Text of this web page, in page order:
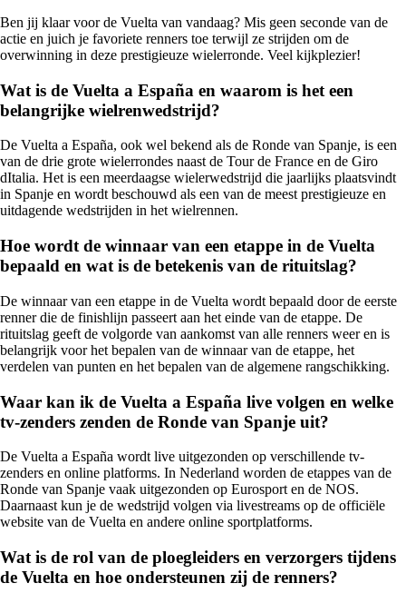
Ben jij klaar voor de Vuelta van vandaag? Mis geen seconde van de
actie en juich je favoriete renners toe terwijl ze strijden om de
overwinning in deze prestigieuze wielerronde. Veel kijkplezier!
Wat is de Vuelta a España en waarom is het een
belangrijke wielrenwedstrijd?
De Vuelta a España, ook wel bekend als de Ronde van Spanje, is een
van de drie grote wielerrondes naast de Tour de France en de Giro
dItalia. Het is een meerdaagse wielerwedstrijd die jaarlijks plaatsvindt
in Spanje en wordt beschouwd als een van de meest prestigieuze en
uitdagende wedstrijden in het wielrennen.
Hoe wordt de winnaar van een etappe in de Vuelta
bepaald en wat is de betekenis van de rituitslag?
De winnaar van een etappe in de Vuelta wordt bepaald door de eerste
renner die de finishlijn passeert aan het einde van de etappe. De
rituitslag geeft de volgorde van aankomst van alle renners weer en is
belangrijk voor het bepalen van de winnaar van de etappe, het
verdelen van punten en het bepalen van de algemene rangschikking.
Waar kan ik de Vuelta a España live volgen en welke
tv-zenders zenden de Ronde van Spanje uit?
De Vuelta a España wordt live uitgezonden op verschillende tv-
zenders en online platforms. In Nederland worden de etappes van de
Ronde van Spanje vaak uitgezonden op Eurosport en de NOS.
Daarnaast kun je de wedstrijd volgen via livestreams op de officiële
website van de Vuelta en andere online sportplatforms.
Wat is de rol van de ploegleiders en verzorgers tijdens
de Vuelta en hoe ondersteunen zij de renners?